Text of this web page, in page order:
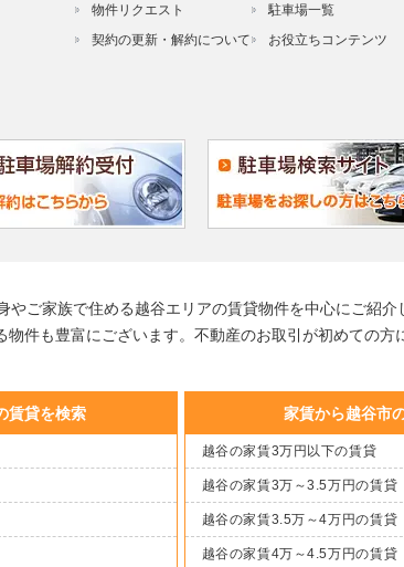
物件リクエスト
契約の更新・解約について
駐車場一覧
お役立ちコンテンツ
やご家族で住める越谷エリアの賃貸物件を中心にご紹
物件も豊富にございます。不動産のお取引が初めての
賃貸を検索 家賃から越谷市
越谷の家賃3万円以下の賃貸
越谷の家賃3万～3.5万円の賃貸
越谷の家賃3.5万～4万円の賃貸
越谷の家賃4万～4.5万円の賃貸